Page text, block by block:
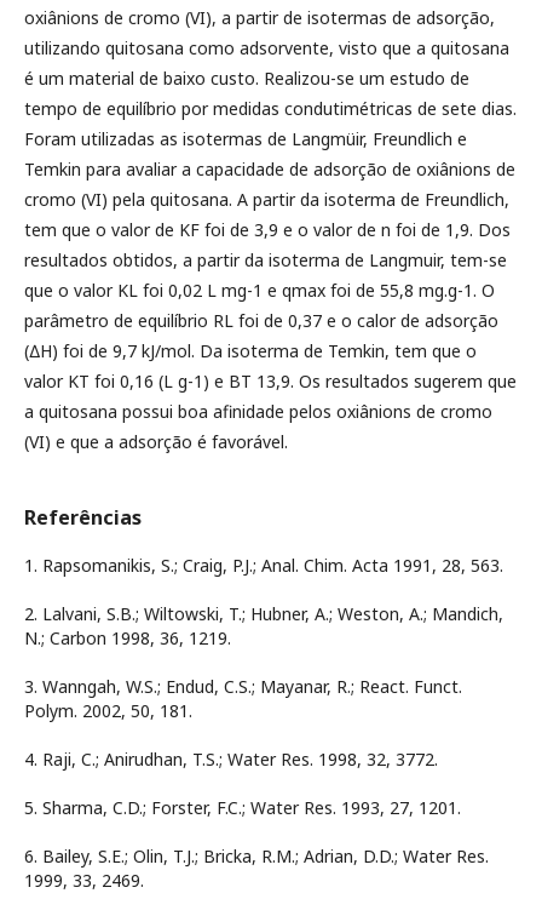
oxiânions de cromo (VI), a partir de isotermas de adsorção,
utilizando quitosana como adsorvente, visto que a quitosana
é um material de baixo custo. Realizou-se um estudo de
tempo de equilíbrio por medidas condutimétricas de sete dias.
Foram utilizadas as isotermas de Langmüir, Freundlich e
Temkin para avaliar a capacidade de adsorção de oxiânions de
cromo (VI) pela quitosana. A partir da isoterma de Freundlich,
tem que o valor de KF foi de 3,9 e o valor de n foi de 1,9. Dos
resultados obtidos, a partir da isoterma de Langmuir, tem-se
que o valor KL foi 0,02 L mg-1 e qmax foi de 55,8 mg.g-1. O
parâmetro de equilíbrio RL foi de 0,37 e o calor de adsorção
(∆H) foi de 9,7 kJ/mol. Da isoterma de Temkin, tem que o
valor KT foi 0,16 (L g-1) e BT 13,9. Os resultados sugerem que
a quitosana possui boa afinidade pelos oxiânions de cromo
(VI) e que a adsorção é favorável.
Referências
1. Rapsomanikis, S.; Craig, P.J.; Anal. Chim. Acta 1991, 28, 563.
2. Lalvani, S.B.; Wiltowski, T.; Hubner, A.; Weston, A.; Mandich,
N.; Carbon 1998, 36, 1219.
3. Wanngah, W.S.; Endud, C.S.; Mayanar, R.; React. Funct.
Polym. 2002, 50, 181.
4. Raji, C.; Anirudhan, T.S.; Water Res. 1998, 32, 3772.
5. Sharma, C.D.; Forster, F.C.; Water Res. 1993, 27, 1201.
6. Bailey, S.E.; Olin, T.J.; Bricka, R.M.; Adrian, D.D.; Water Res.
1999, 33, 2469.